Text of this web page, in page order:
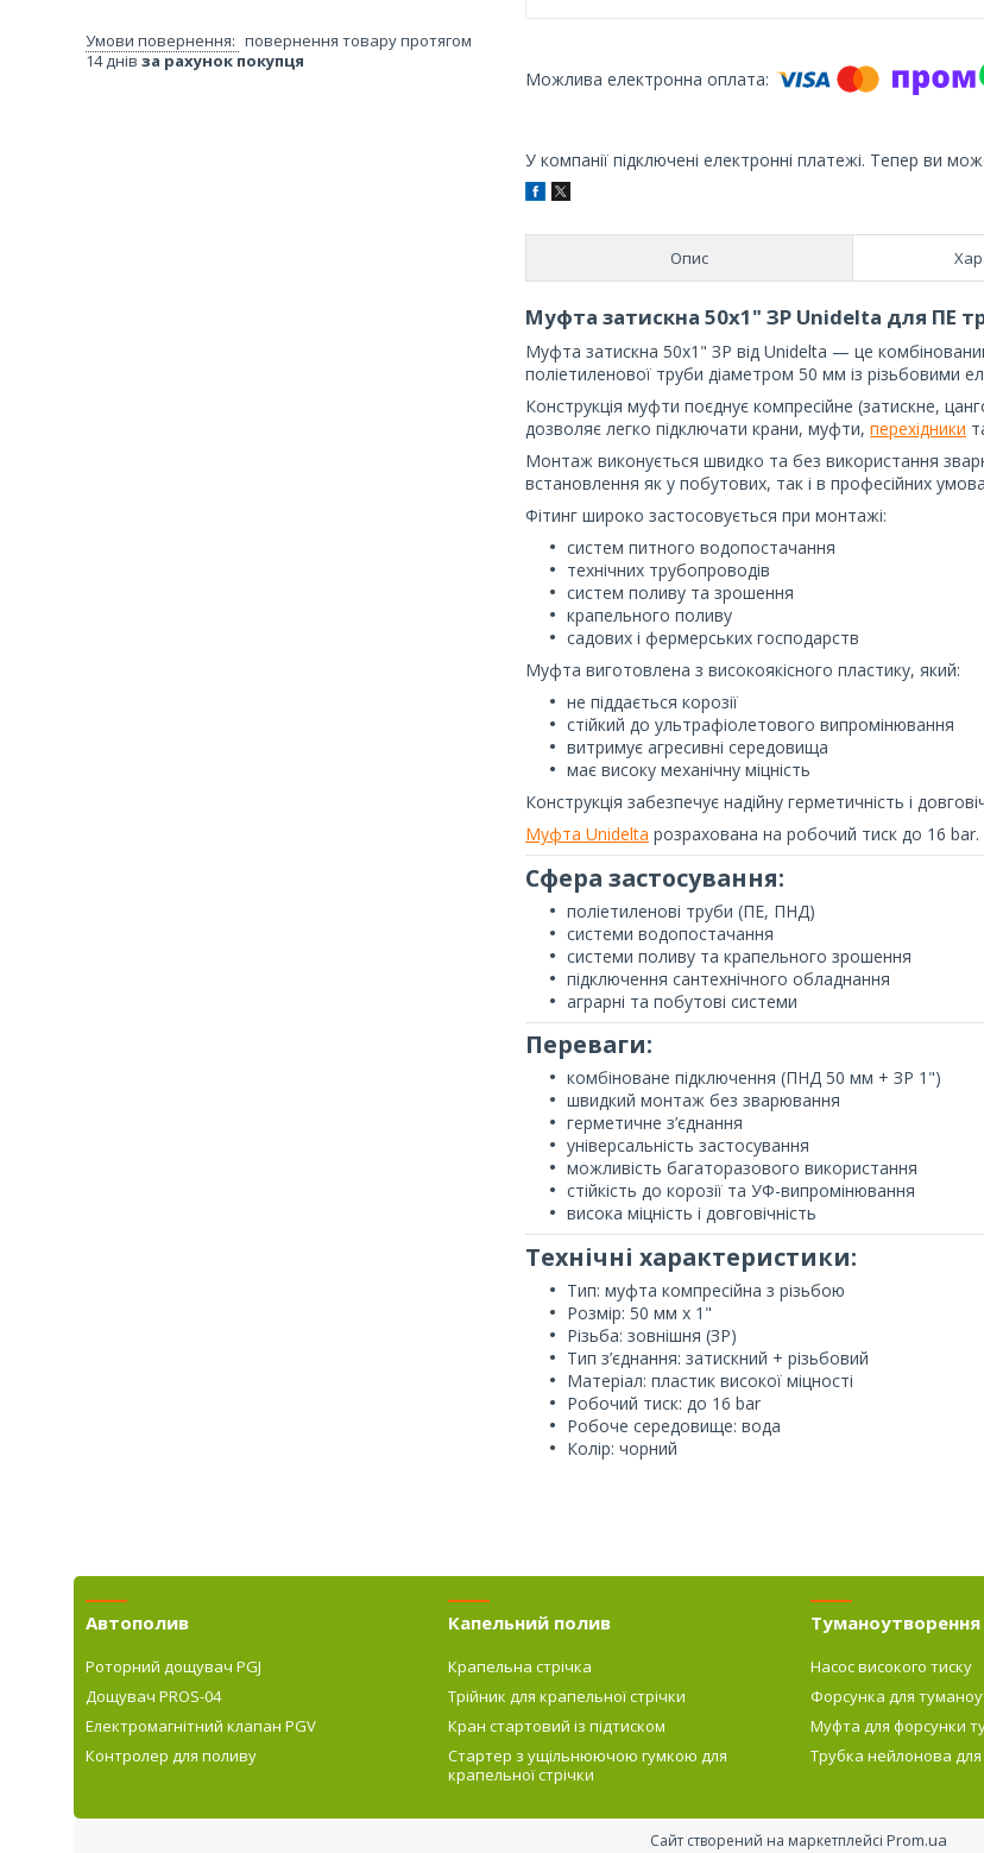
У компанії підключені електронні платежі. Тепер ви
Опис
Муфта затискна 50х1" ЗР Unidelta для ПЕ
Муфта затискна 50х1" ЗР від Unidelta — це
поліетиленової труби діаметром 50 мм із різьбовими
Конструкція муфти поєднує компресійне (затискне,
дозволяє легко підключати крани, муфти, перехідники
Монтаж виконується швидко та без використання
встановлення як у побутових, так і в професійних
Фітинг широко застосовується при монтажі:
систем питного водопостачання
технічних трубопроводів
систем поливу та зрошення
крапельного поливу
садових і фермерських господарств
Муфта виготовлена з високоякісного пластику, який:
не піддається корозії
стійкий до ультрафіолетового випромінювання
витримує агресивні середовища
має високу механічну міцність
Конструкція забезпечує надійну герметичність і
Муфта Unidelta розрахована на робочий тиск до 16 bar.
Сфера застосування:
поліетиленові труби (ПЕ, ПНД)
системи водопостачання
системи поливу та крапельного зрошення
підключення сантехнічного обладнання
аграрні та побутові системи
Переваги:
комбіноване підключення (ПНД 50 мм + ЗР 1")
швидкий монтаж без зварювання
герметичне з’єднання
універсальність застосування
можливість багаторазового використання
стійкість до корозії та УФ-випромінювання
висока міцність і довговічність
Технічні характеристики:
Тип: муфта компресійна з різьбою
Розмір: 50 мм х 1"
Різьба: зовнішня (ЗР)
Тип з’єднання: затискний + різьбовий
Матеріал: пластик високої міцності
Робочий тиск: до 16 bar
Робоче середовище: вода
Колір: чорний
повернення товару протягом
14 днів за рахунок покупця
Автополив
Роторний дощувач PGJ
Дощувач PROS-04
Електромагнітний клапан PGV
Контролер для поливу
Капельний полив
Крапельна стрічка
Трійник для крапельної стрічки
Кран стартовий із підтиском
Стартер з ущільнюючою гумкою для
крапельної стрічки
Туманоутворення
Насос високого тиску
Форсунка для
Муфта для форсунки
Трубка нейлонова для
Сайт створений на маркетплейсі Prom.ua